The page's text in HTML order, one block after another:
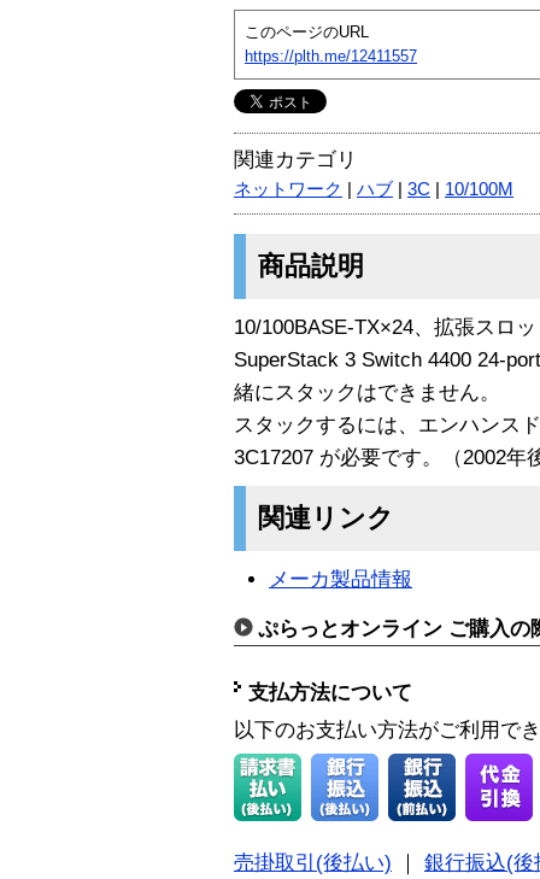
このページのURL
https://plth.me/12411557
関連カテゴリ
ネットワーク ハブ 3C 10/100M
商品説明
10/100BASE-TX×24、拡張スロ
SuperStack 3 Switch 4400 24-
緒にスタックはできません。
スタックするには、エンハンス
3C17207 が必要です。（2002年
関連リンク
メーカ製品情報
ぷらっとオンライン ご購入の
支払方法について
以下のお支払い方法がご利用で
売掛取引(後払い)
銀行振込(後